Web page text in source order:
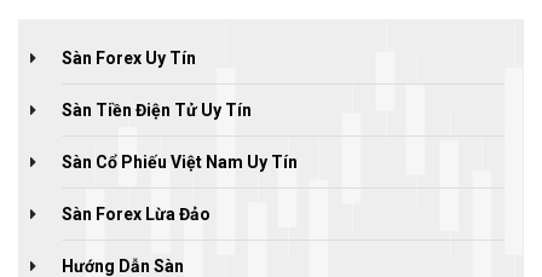
Sàn Forex Uy Tín
Sàn Tiền Điện Tử Uy Tín
Sàn Cổ Phiếu Việt Nam Uy Tín
Sàn Forex Lừa Đảo
Hướng Dẫn Sàn